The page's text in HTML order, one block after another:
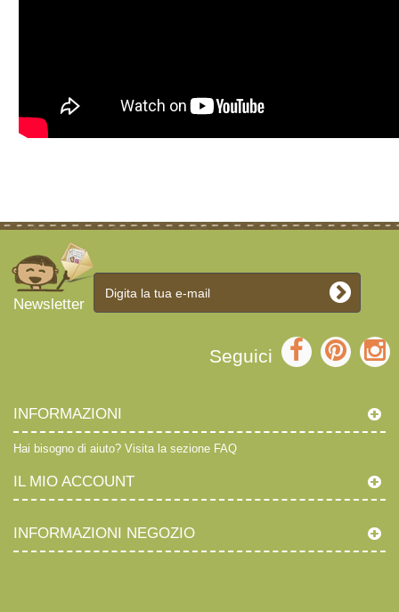
Newsletter
Seguici
INFORMAZIONI
Hai bisogno di aiuto? Visita la sezione FAQ
IL MIO ACCOUNT
INFORMAZIONI NEGOZIO